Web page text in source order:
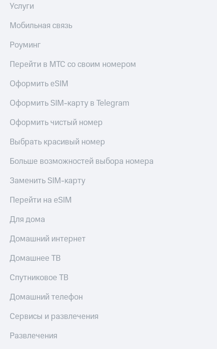
Услуги
Мобильная связь
Роуминг
Перейти в МТС со своим номером
Оформить eSIM
Оформить SIM-карту в Telegram
Оформить чистый номер
Выбрать красивый номер
Больше возможностей выбора номера
Заменить SIM-карту
Перейти на eSIM
Для дома
Домашний интернет
Домашнее ТВ
Спутниковое ТВ
Домашний телефон
Сервисы и развлечения
Развлечения